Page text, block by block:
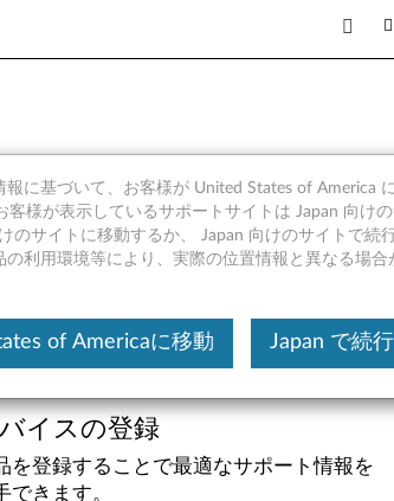
ヒント集シリア
システ
ビデオ Lenovo
イスの登録
を登録することで最適なサポート情報を
できます。
に基づいて、お客様が United States of America
客様が表示しているサポートサイトは Japan 向けの
のサイトに移動するか、 Japan 向けのサイトで続
利用環境等により、実際の位置情報と異なる場合
of Americaに移動 Japan で続行